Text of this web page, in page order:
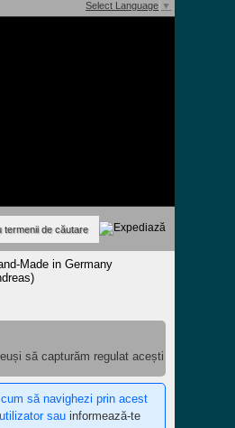
Select Language ▼
să capturăm regulat acești
să navighezi prin acest
sauinformează-te